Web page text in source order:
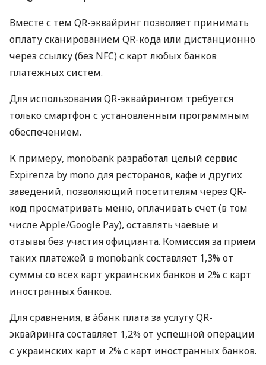
Вместе с тем QR-эквайринг позволяет принимать
оплату сканированием QR-кода или дистанционно
через ссылку (без NFC) с карт любых банков
платежных систем.
Для использования QR-эквайрингом требуется
только смартфон с установленным программным
обеспечением.
К примеру, monobank разработал целый сервис
Expirenza by mono для ресторанов, кафе и других
заведений, позволяющий посетителям через QR-
код просматривать меню, оплачивать счет (в том
числе Apple/Google Pay), оставлять чаевые и
отзывы без участия официанта. Комиссия за прием
таких платежей в monobank составляет 1,3% от
суммы со всех карт украинских банков и 2% с карт
иностранных банков.
Для сравнения, в àбанк плата за услугу QR-
эквайринга составляет 1,2% от успешной операции
с украинских карт и 2% с карт иностранных банков.